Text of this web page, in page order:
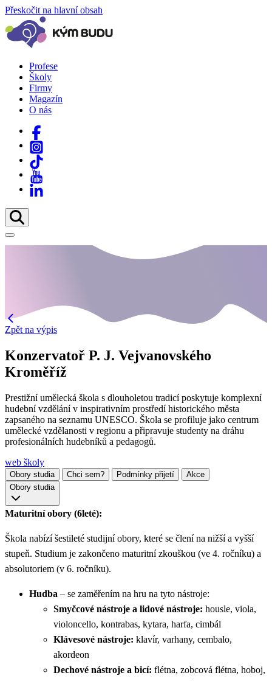
Přeskočit na hlavní obsah
Profese
Školy
Firmy
Magazín
O nás
Zpět na výpis
Konzervatoř P. J. Vejvanovského
Kroměříž
Prestižní umělecká škola s dlouholetou tradicí poskytuje komplexní
hudební vzdělání v inspirativním prostředí historického města
zapsaného na seznamu UNESCO. Škola se profiluje jako centrum
umělecké vzdělanosti v regionu a připravuje studenty na dráhu
profesionálních hudebníků a pedagogů.
web školy
Obory studia Chci sem? Podmínky přijetí
Akce
Obory studia
Maturitní obory (6leté):
Škola nabízí šestileté studijní obory, které se člení na nižší a vyšší
stupeň. Studium je zakončeno maturitní zkouškou (ve 4. ročníku) a
absolutoriem (v 6. ročníku).
Hudba – se zaměřením na hru na tyto nástroje:
Smyčcové nástroje a lidové nástroje: housle, viola,
violoncello, kontrabas, kytara, harfa, cimbál
Klávesové nástroje: klavír, varhany, cembalo,
akordeon
Dechové nástroje a bicí: flétna, zobcová flétna, hoboj,